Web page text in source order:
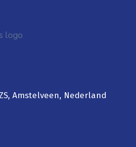
Amstelveen, Nederland